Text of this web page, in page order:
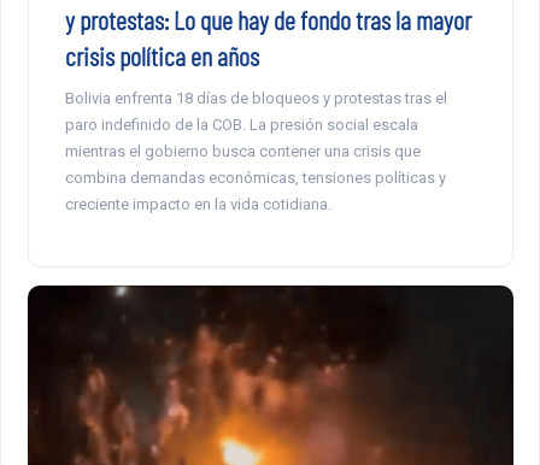
y protestas: Lo que hay de fondo tras la mayor
crisis política en años
Bolivia enfrenta 18 días de bloqueos y protestas tras el
paro indefinido de la COB. La presión social escala
mientras el gobierno busca contener una crisis que
combina demandas económicas, tensiones políticas y
creciente impacto en la vida cotidiana.